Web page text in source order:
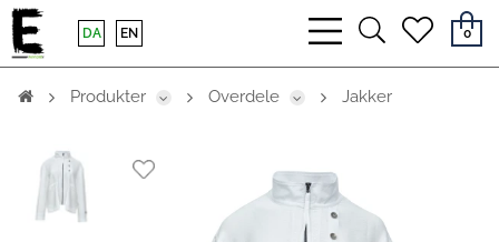
bars
light
searchheart
0
DA EN
Produkter Overdele Jakker